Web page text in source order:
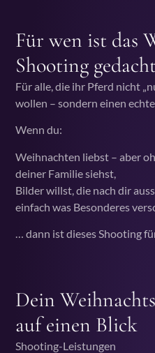
Für wen ist das
Shooting
Für alle, die ihr Pferd nicht
wollen – sondern einen
Wenn du:
Weihnachten liebst – aber
deiner Familie siehst,
Bilder willst, die nach dir
einfach was Besonderes
… dann ist dieses Shooting
Dein
auf einen Blick
Shooting-Leistungen